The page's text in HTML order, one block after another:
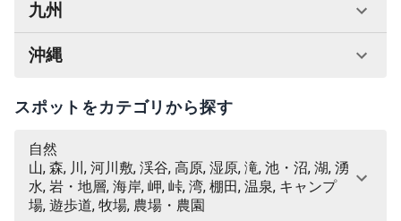
九州
沖縄
スポットをカテゴリから探す
自然
山, 森, 川, 河川敷, 渓谷, 高原, 湿原, 滝, 池・沼, 湖, 湧
水, 岩・地層, 海岸, 岬, 峠, 湾, 棚田, 温泉, キャンプ
場, 遊歩道, 牧場, 農場・農園